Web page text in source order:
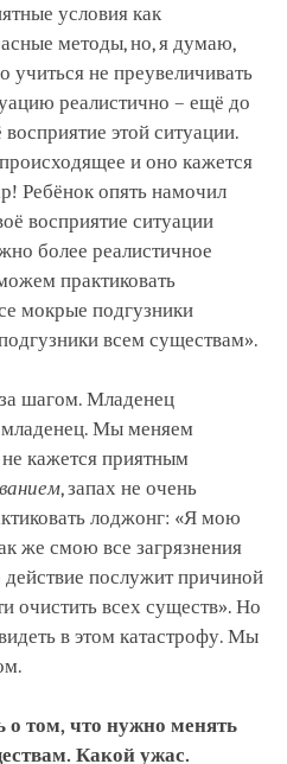
условия как
методы, но, я думаю,
не преувеличивать
реалистично – ещё до
этой ситуации.
и оно кажется
Ребёнок опять намочил
восприятие ситуации
более реалистичное
практиковать
мокрые подгузники
всем существам».
шагом. Младенец
Мы меняем
кажется приятным
, запах не очень
лоджонг: «Я мою
же смою все загрязнения
послужит причиной
очистить всех существ». Но
в этом катастрофу. Мы
о том, что нужно менять
Какой ужас.